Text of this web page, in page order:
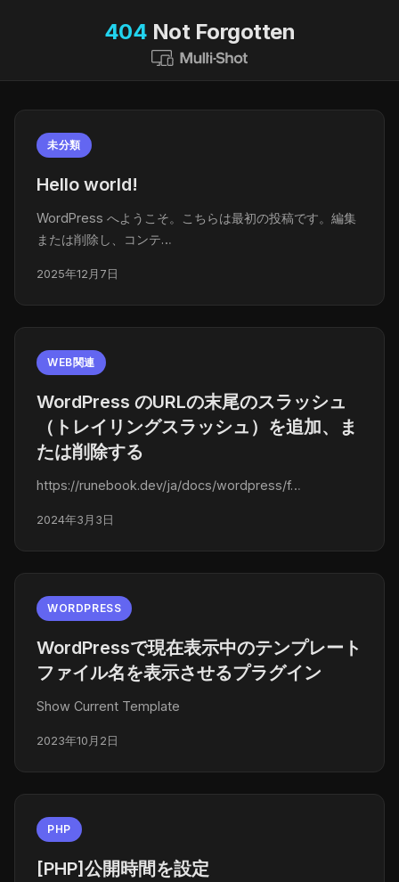
404 Not Forgotten
未分類
Hello world!
WordPress へようこそ。こちらは最初の投稿です。編集
または削除し、コンテ…
2025年12月7日
WEB関連
WordPress のURLの末尾のスラッシュ
（トレイリングスラッシュ）を追加、ま
たは削除する
https://runebook.dev/ja/docs/wordpress/f…
2024年3月3日
WORDPRESS
WordPressで現在表示中のテンプレート
ファイル名を表示させるプラグイン
Show Current Template
2023年10月2日
PHP
[PHP]公開時間を設定